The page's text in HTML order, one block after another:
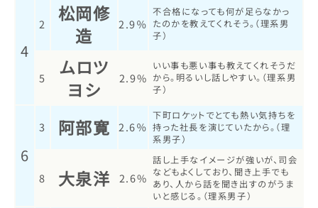
4
2
松岡修
造
2.9％
不合格になっても何が足らなかっ
たのかを教えてくれそう。（理系男
子）
5
ムロツ
ヨシ
2.9%
いい事も悪い事も教えてくれそうだ
から。明るいし話しやすい。（理系男
子）
6
3 阿部寛 2.6％
下町ロケットでとても熱い気持ちを
持った社長を演じていたから。（理
系男子）
8 大泉洋 2.6%
話し上手なイメージが強いが、司会
などもよくしており、聞き上手でも
あり、人から話を聞き出すのがうま
いと感じる。（理系男子）